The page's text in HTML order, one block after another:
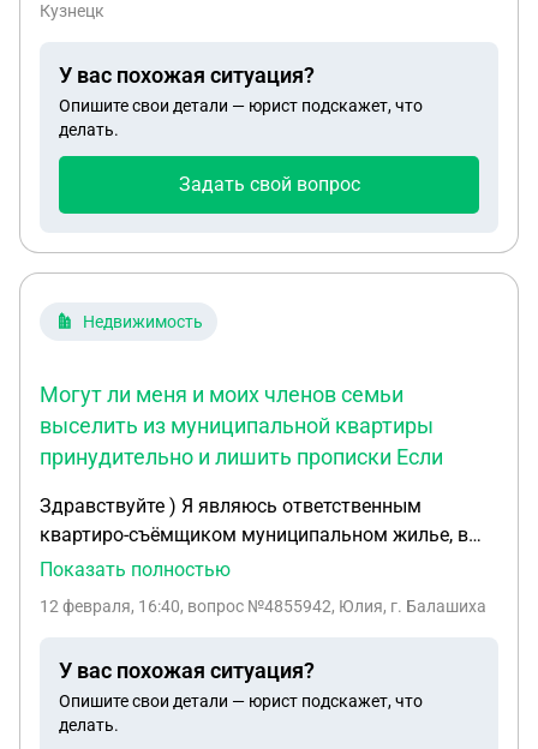
Кузнецк
У вас похожая ситуация?
Опишите свои детали — юрист подскажет, что
делать.
Задать свой вопрос
Недвижимость
Могут ли меня и моих членов семьи
выселить из муниципальной квартиры
принудительно и лишить прописки Если
Здравствуйте ) Я являюсь ответственным
квартиро-съёмщиком муниципальном жилье, в
квартире проживает три семьи. , все
словах мы договорились о том, что моя семья
муниципальной квартире мы уже не платим ,но
при этом мы освобождаем одну комнату для
остальных проживающих в этой квартире. Могут
Показать полностью
12 февраля, 16:40, вопрос №4855942, Юлия, г. Балашиха
У вас похожая ситуация?
Опишите свои детали — юрист подскажет, что
делать.